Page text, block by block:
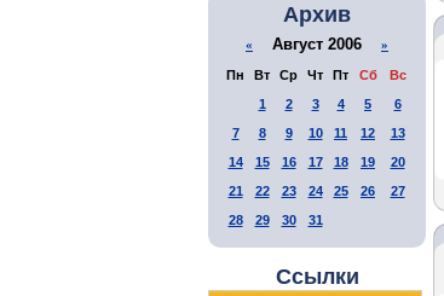
Архив
« Август 2006 »
Пн Вт Ср Чт Пт Сб
Вс
1
2 3 4 5
6
7
8 9 10 11 12
13
14
15 16 17 18 19
20
21
22 23 24 25 26
27
28
29 30 31
Ссылки